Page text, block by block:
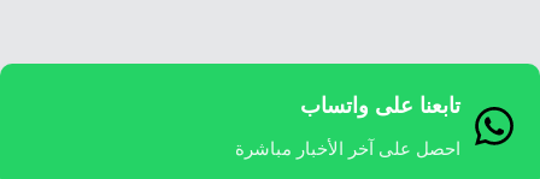
تابعنا على واتساب
احصل على آخر الأخبار مباشرة